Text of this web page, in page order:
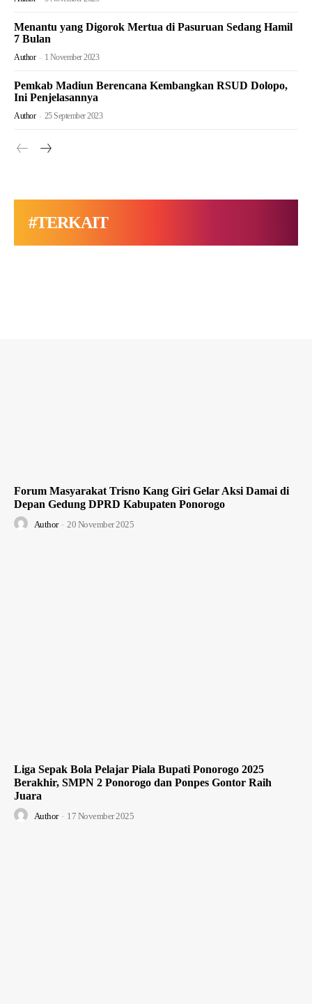
Menantu yang Digorok Mertua di Pasuruan Sedang Hamil
7 Bulan
Author - 1 November 2023
Pemkab Madiun Berencana Kembangkan RSUD Dolopo,
Ini Penjelasannya
Author - 25 September 2023
#TERKAIT
Forum Masyarakat Trisno Kang Giri Gelar Aksi Damai di
Depan Gedung DPRD Kabupaten Ponorogo
Author - 20 November 2025
Liga Sepak Bola Pelajar Piala Bupati Ponorogo 2025
Berakhir, SMPN 2 Ponorogo dan Ponpes Gontor Raih
Juara
Author - 17 November 2025